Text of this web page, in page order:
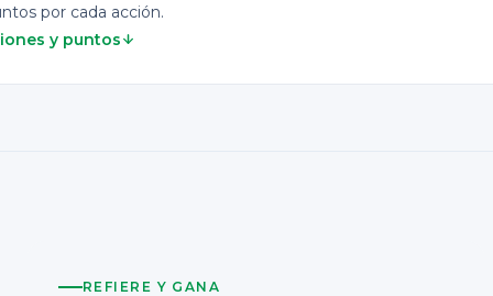
por cada acción.
y puntos
REFIERE Y GANA